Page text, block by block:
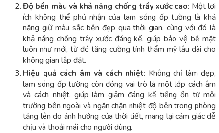
Độ bền màu và khả năng chống trầy xước cao: Một lợi
ích không thể phủ nhận của lam sóng ốp tường là khả
năng giữ màu sắc bền đẹp qua thời gian, cùng với đó là
khả năng chống trầy xước đáng kể, giúp bảo vệ bề mặt
luôn như mới, từ đó tăng cường tính thẩm mỹ lâu dài cho
không gian lắp đặt.
Hiệu quả cách âm và cách nhiệt: Không chỉ làm đẹp,
lam sóng ốp tường còn đóng vai trò là một lớp cách âm
và cách nhiệt, giúp làm giảm đáng kể tiếng ồn từ môi
trường bên ngoài và ngăn chặn nhiệt độ bên trong phòng
tăng lên do ảnh hưởng của thời tiết, mang lại cảm giác dễ
chịu và thoải mái cho người dùng.